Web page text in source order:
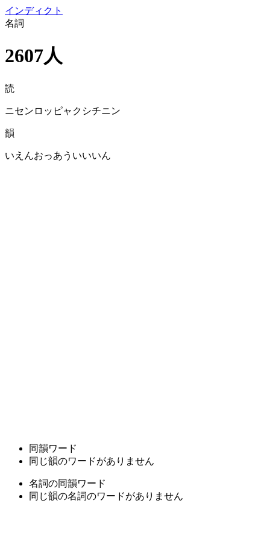
インディクト
名詞
2607人
読
ニセンロッピャクシチニン
韻
いえんおっあういいいん
同韻ワード
同じ韻のワードがありません
名詞の同韻ワード
同じ韻の名詞のワードがありません